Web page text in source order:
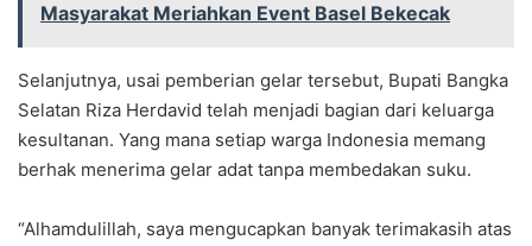
Masyarakat Meriahkan Event Basel Bekecak
Selanjutnya, usai pemberian gelar tersebut, Bupati Bangka
Selatan Riza Herdavid telah menjadi bagian dari keluarga
kesultanan. Yang mana setiap warga Indonesia memang
berhak menerima gelar adat tanpa membedakan suku.
“Alhamdulillah, saya mengucapkan banyak terimakasih atas